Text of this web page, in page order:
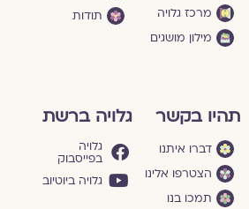
מרכז גלויה
מילון מושגים
תודות
תהיו בקשר
דברו איתנו
הצטרפו אלינו
תמכו בנו
גלויה ברשת
גלויה
בפייסבוק
גלויה ביוטיוב